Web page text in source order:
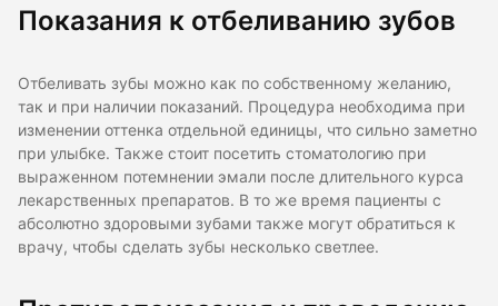
Показания к отбеливанию зубов
Отбеливать зубы можно как по собственному желанию,
так и при наличии показаний. Процедура необходима при
изменении оттенка отдельной единицы, что сильно заметно
при улыбке. Также стоит посетить стоматологию при
выраженном потемнении эмали после длительного курса
лекарственных препаратов. В то же время пациенты с
абсолютно здоровыми зубами также могут обратиться к
врачу, чтобы сделать зубы несколько светлее.